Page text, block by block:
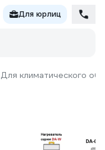
Для юрлиц
Для климатического